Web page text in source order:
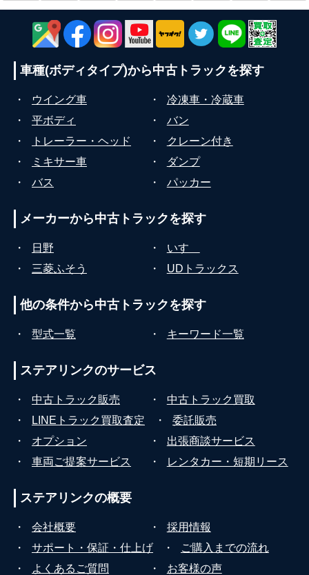
車種(ボディタイプ)から中古トラックを探す
・ ウイング車 ・
冷凍車・冷蔵車
・
平ボディ ・
バン
・
トレーラー・ヘッド ・
クレーン付き
・
ミキサー車 ・
ダンプ
・
バス ・ パッカー
メーカーから中古トラックを探す
・ 日野 ・
いすゞ
・
三菱ふそう ・ UDトラックス
他の条件から中古トラックを探す
・ 型式一覧 ・ キーワード一覧
ステアリンクのサービス
・ 中古トラック販売 ・
中古トラック買取
・
LINEトラック買取査定 ・
委託販売
・
オプション ・
出張商談サービス
・
車両ご提案サービス ・ レンタカー・短期リース
ステアリンクの概要
・ 会社概要 ・
採用情報
・
サポート・保証・仕上げ ・
ご購入までの流れ
・
よくあるご質問 ・ お客様の声